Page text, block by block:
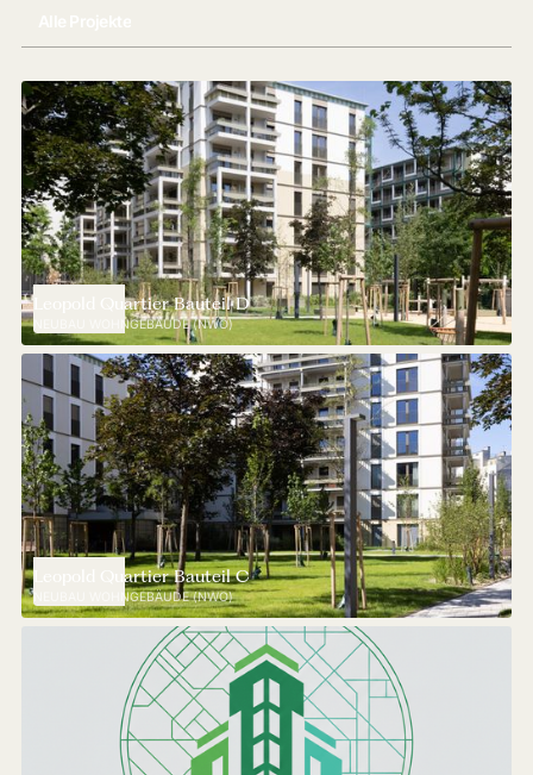
Leopold Quartier Bauteil D
NEUBAU WOHNGEBÄUDE (NWO)
Leopold Quartier Bauteil C
NEUBAU WOHNGEBÄUDE (NWO)